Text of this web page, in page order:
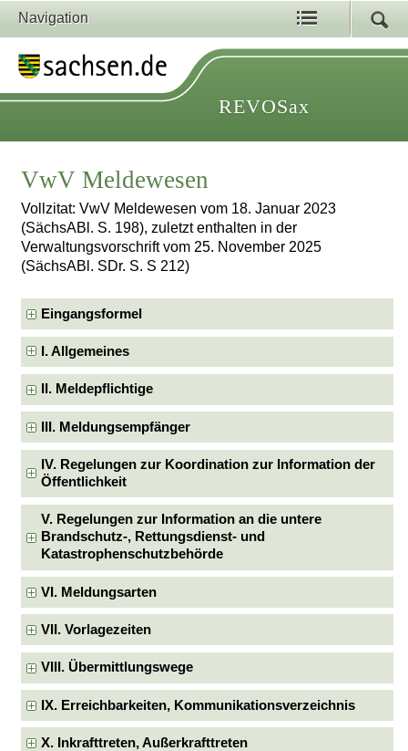
Navigation
REVOSax
VwV Meldewesen
Vollzitat: VwV Meldewesen vom 18. Januar 2023
(SächsABl. S. 198), zuletzt enthalten in der
Verwaltungsvorschrift vom 25. November 2025
(SächsABl. SDr. S. S 212)
Eingangsformel
I. Allgemeines
II. Meldepflichtige
III. Meldungsempfänger
IV. Regelungen zur Koordination zur Information der
Öffentlichkeit
V. Regelungen zur Information an die untere
Brandschutz-, Rettungsdienst- und
Katastrophenschutzbehörde
VI. Meldungsarten
VII. Vorlagezeiten
VIII. Übermittlungswege
IX. Erreichbarkeiten, Kommunikationsverzeichnis
X. Inkrafttreten, Außerkrafttreten